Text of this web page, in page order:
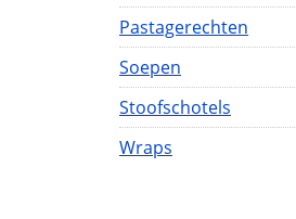
Pastagerechten
Soepen
Stoofschotels
Wraps